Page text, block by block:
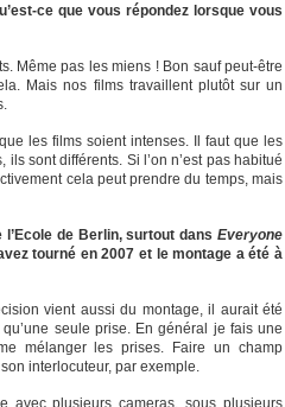
ce que vous répondez lorsque vous
Même pas les miens ! Bon sauf peut-être
Mais nos films travaillent plutôt sur un
les films soient intenses. Il faut que les
sont différents. Si l’on n’est pas habitué
cela peut prendre du temps, mais
de Berlin, surtout dans Everyone
tourné en 2007 et le montage a été à
vient aussi du montage, il aurait été
seule prise. En général je fais une
mélanger les prises. Faire un champ
interlocuteur, par exemple.
plusieurs cameras, sous plusieurs